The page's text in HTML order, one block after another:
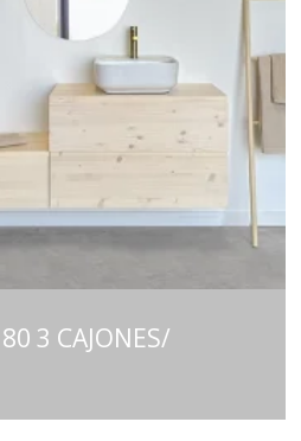
3 CAJONES/